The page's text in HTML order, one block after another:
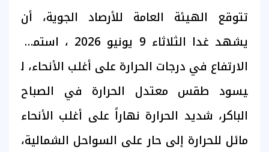
تتوقع الهيئة العامة للأرصاد الجوية، أن
يشهد غدا الثلاثاء 9 يونيو 2026 ، استمرار
الارتفاع في درجات الحرارة على أغلب الأنحاء، ل​
يسود طقس معتدل الحرارة في الصباح
الباكر، شديد الحرارة نهاراً على أغلب الأنحاء
مائل للحرارة إلى حار على السواحل الشمالية،